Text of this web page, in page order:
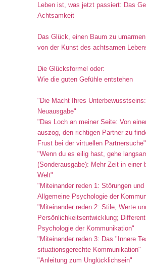
Leben ist, was jetzt passiert: Das
Achtsamkeit
Das Glück, einen Baum zu
von der Kunst des achtsamen
Die Glücksformel oder:
Wie die guten Gefühle entstehen
"Die Macht Ihres
Neuausgabe"
"Das Loch an meiner Seite: Von
auszog, den richtigen Partner zu
Frust bei der virtuellen Partnersuche"
"Wenn du es eilig hast, gehe
(Sonderausgabe): Mehr Zeit in einer
Welt"
"Miteinander reden 1: Störungen und
Allgemeine Psychologie der
"Miteinander reden 2: Stile, Werte
Persönlichkeitsentwicklung;
Psychologie der Kommunikation"
"Miteinander reden 3: Das "Innere
situationsgerechte Kommunikation"
"Anleitung zum Unglücklichsein"